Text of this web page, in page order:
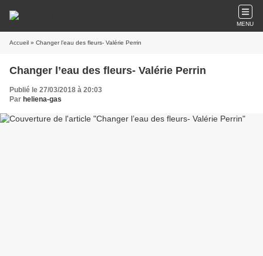
MENU
Accueil » Changer l’eau des fleurs- Valérie Perrin
Changer l’eau des fleurs- Valérie Perrin
Publié le 27/03/2018 à 20:03
Par heliena-gas